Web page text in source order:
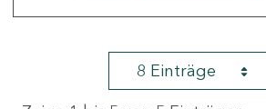
8 Einträge